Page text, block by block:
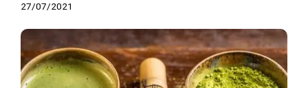
27/07/2021